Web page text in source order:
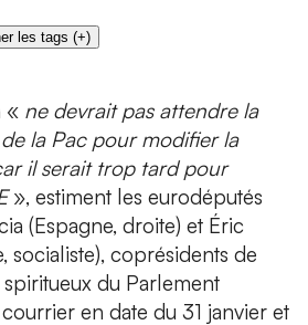
les tags (+)
« ne devrait pas attendre la
la Pac pour modifier la
il serait trop tard pour
», estiment les eurodéputés
(Espagne, droite) et Éric
socialiste), coprésidents de
du Parlement
en date du 31 janvier et